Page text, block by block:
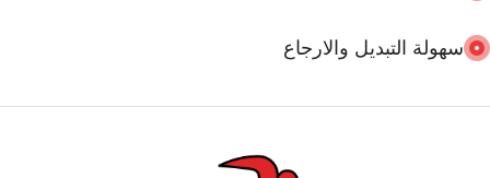
سهولة التبديل والارجاع